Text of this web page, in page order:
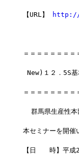
【URL】 http://
＝＝＝＝＝＝＝
New)１２．5S
＝＝＝＝＝＝＝
群馬県生産性本
本セミナーを開催
【日　　時】平